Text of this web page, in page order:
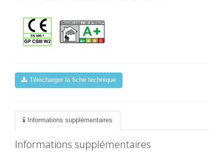
Télécharger la fiche technique
Informations supplémentaires
Informations supplémentaires